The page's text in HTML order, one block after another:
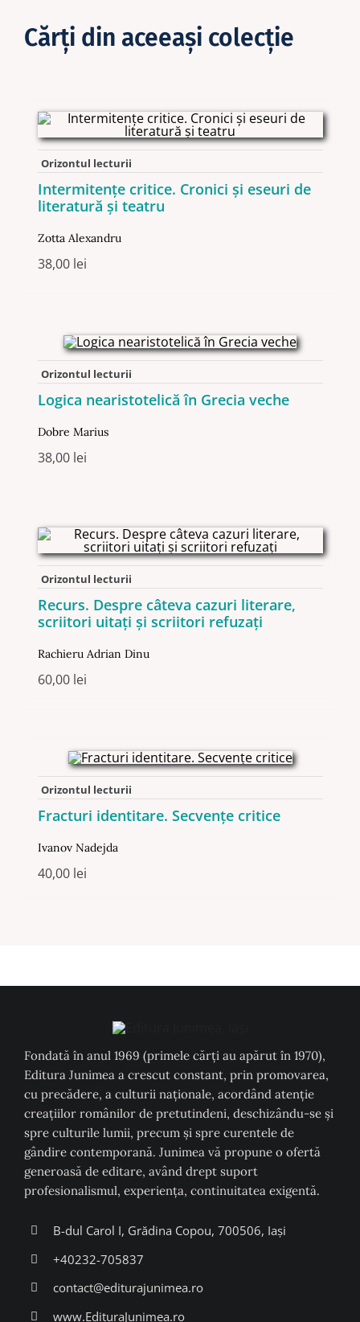
Cărţi din aceeaşi colecţie
Orizontul lecturii
Intermitențe critice. Cronici și eseuri de
literatură și teatru
Zotta Alexandru
38,00 lei
Orizontul lecturii
Logica nearistotelică în Grecia veche
Dobre Marius
38,00 lei
Orizontul lecturii
Recurs. Despre câteva cazuri literare,
scriitori uitați și scriitori refuzați
Rachieru Adrian Dinu
60,00 lei
Orizontul lecturii
Fracturi identitare. Secvențe critice
Ivanov Nadejda
40,00 lei
Fondată în anul 1969 (primele cărți au apărut în 1970),
Editura Junimea a crescut constant, prin promovarea,
cu precădere, a culturii naţionale, acordând atenţie
creaţiilor românilor de pretutindeni, deschizându-se şi
spre culturile lumii, precum şi spre curentele de
gândire contemporană. Junimea vă propune o ofertă
generoasă de editare, având drept suport
profesionalismul, experiența, continuitatea exigentă.
B-dul Carol I, Grădina Copou, 700506, Iași
+40232-705837
contact@editurajunimea.ro
www.EdituraJunimea.ro